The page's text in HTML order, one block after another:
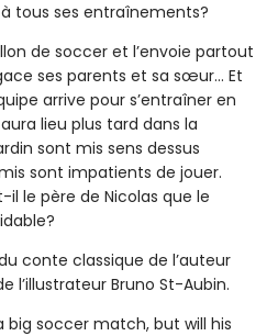
tous ses entraînements?
de soccer et l’envoie partout
ses parents et sa sœur... Et
arrive pour s’entraîner en
lieu plus tard dans la
sont mis sens dessus
sont impatients de jouer.
le père de Nicolas que le
conte classique de l’auteur
l’illustrateur Bruno St-Aubin.
big soccer match, but will his